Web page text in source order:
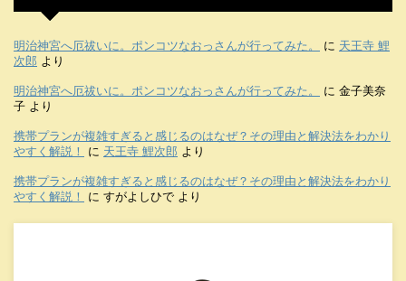
明治神宮へ厄祓いに。ポンコツなおっさんが行ってみた。 に 天王寺 鯉
次郎 より
明治神宮へ厄祓いに。ポンコツなおっさんが行ってみた。 に 金子美奈
子 より
携帯プランが複雑すぎると感じるのはなぜ？その理由と解決法をわかり
やすく解説！
に 天王寺 鯉次郎 より
携帯プランが複雑すぎると感じるのはなぜ？その理由と解決法をわかり
やすく解説！
に すがよしひで より